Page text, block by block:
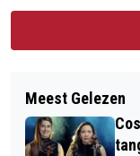
Meest Gelezen